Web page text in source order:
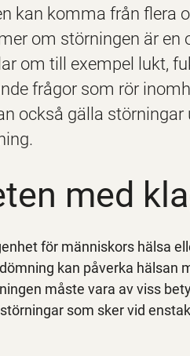
kan komma från flera
om störningen är en
om till exempel lukt,
frågor som rör
också gälla störningar
med
för människors hälsa
kan påverka hälsan
måste vara av viss
som sker vid